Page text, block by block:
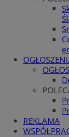
REKLAMA